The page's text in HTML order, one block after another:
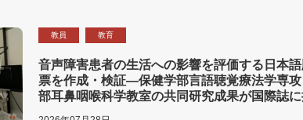
教員 教育
音声障害患者の生活への影響を評価する日本語
票を作成・検証―保健学部言語聴覚療法学専
部耳鼻咽喉科学教室の共同研究成果が国際誌